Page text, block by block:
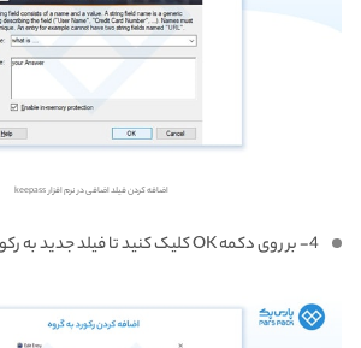
اضافه کردن فیلد اضافی در نرم افزار keepass
4- بر روی دکمه OK کلیک کنید تا فیلد جدید به رکورد اضافه گردد.